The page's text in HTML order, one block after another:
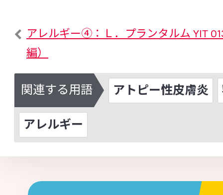
アレルギー④：Ｌ．プランタルム YIT
編）
関連する用語 アトピー性皮膚炎
アレルギー